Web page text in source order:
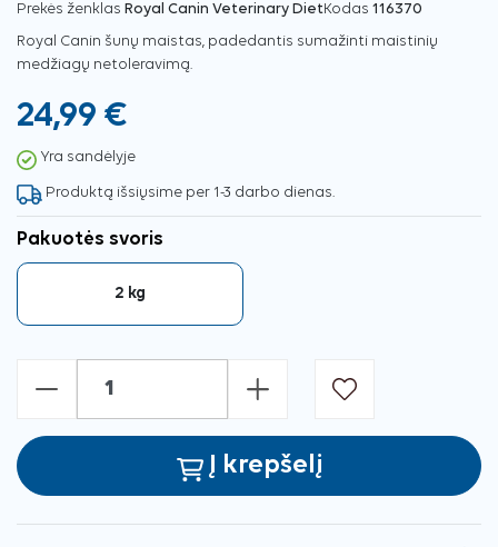
Prekės ženklas Royal Canin Veterinary DietKodas 116370
Royal Canin šunų maistas, padedantis sumažinti maistinių
medžiagų netoleravimą.
24,99 €
Yra sandėlyje
Produktą išsiųsime per 1-3 darbo dienas.
Pakuotės svoris
2 kg
- +
Į krepšelį